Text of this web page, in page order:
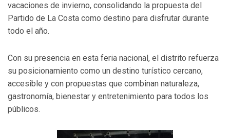
vacaciones de invierno, consolidando la propuesta del
Partido de La Costa como destino para disfrutar durante
todo el año.
Con su presencia en esta feria nacional, el distrito refuerza
su posicionamiento como un destino turístico cercano,
accesible y con propuestas que combinan naturaleza,
gastronomía, bienestar y entretenimiento para todos los
públicos.